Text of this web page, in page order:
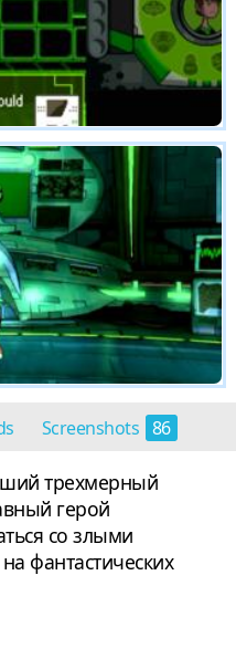
Screenshots 86
трехмерный
герой
со злыми
фантастических